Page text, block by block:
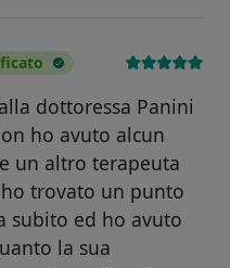
dottoressa Panini
ho avuto alcun
un altro terapeuta
trovato un punto
subito ed ho avuto
la sua